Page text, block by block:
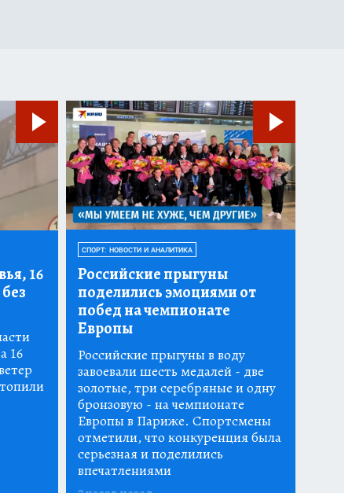
16
16
СПОРТ: НОВОСТИ И АНАЛИТИКА
Российские прыгуны
поделились эмоциями от
побед на чемпионате
Европы
Российские прыгуны в воду
завоевали шесть медалей - две
золотые, три серебряные и одну
бронзовую - на чемпионате
Европы в Париже. Спортсмены
отметили, что конкуренция была
серьезная и поделились
впечатлениями